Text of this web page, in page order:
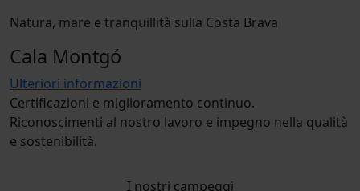
Natura, mare e tranquillità sulla Costa Brava
Cala Montgó
Ulteriori informazioni
Certificazioni e miglioramento continuo.
Riconoscimenti al nostro lavoro e impegno nella qualità
e sostenibilità.
I nostri campeggi